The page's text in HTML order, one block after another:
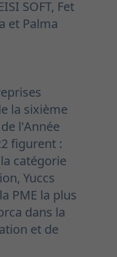
SOFT, Fet
et Palma
la sixième
l'Année
figurent :
catégorie
Yuccs
PME la plus
dans la
et de